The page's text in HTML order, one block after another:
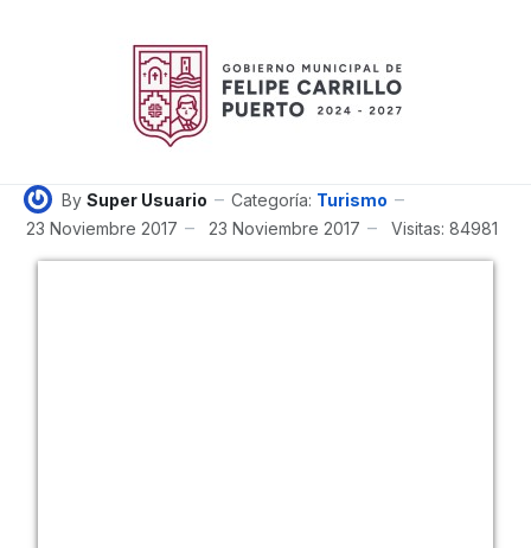
By Super Usuario Categoría: Turismo
23 Noviembre 2017
23 Noviembre 2017 Visitas: 84981